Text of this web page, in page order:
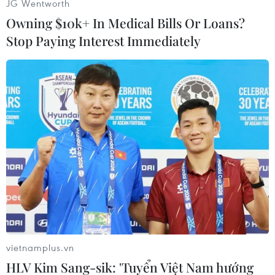
sống của thương mại điện tử, ước tính khoảng
40% tổng chi phí bán hàng trên mạng tập trung
vào giai đoạn khách hàng nhấn vào biểu tượng
mua, song thực tế hiện nay, lĩnh vực logistics
của Việt Nam vẫn chưa theo kịp với xu hướng
phát triển của Thương mại điện tử.
Một khảo sát mới nhất của Công ty cổ phần
Sendo cho thấy, hơn 40% người tiêu dùng đang
phản ánh về tốc độ giao hàng, bên cạnh đó chi
phí giao nhận cũng khá cao so với nhu cầu mua
sắm online.
Nói rõ hơn, theo ông Nguyễn Quang Thuật,
Giám đốc Trung tâm xử lý đơn hàng của Công ty
JG Wentworth
Owning $10k+ In Medical Bills Or Loans?
Stop Paying Interest Immediately
vietnamplus.vn
HLV Kim Sang-sik: 'Tuyển Việt Nam hướng